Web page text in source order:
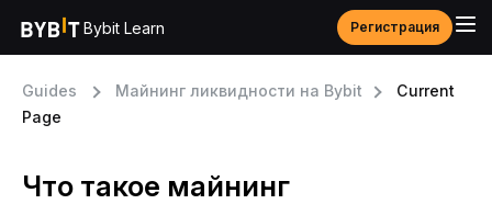
Bybit Learn Регистрация
Guides Майнинг ликвидности на Bybit
Current
Page
Что такое майнинг